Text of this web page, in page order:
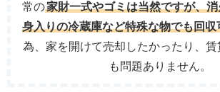
常の家財一式やゴミは当然ですが、
身入りの冷蔵庫など特殊な物でも回収
為、家を開けて売却したかったり、
も問題ありません。